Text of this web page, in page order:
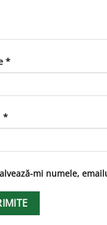
*
*
mi numele,